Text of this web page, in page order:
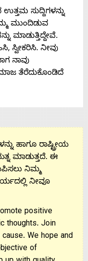
ಸುದ್ದಿಗಳನ್ನು
ಮುಂದಿಡುವ
ಮಾಡುತ್ತಿದ್ದೇವೆ.
ಸ್ವೀಕರಿಸಿ. ನೀವು
ನಾವು
ತೆರೆದುಕೊಂಡಿದೆ
ಹಾಗೂ ರಾಷ್ಟ್ರೀಯ
ಮಾಡುತ್ತದೆ. ಈ
ನಿಮ್ಮ
ನೀವೂ
positive
thoughts. Join
We hope and
of